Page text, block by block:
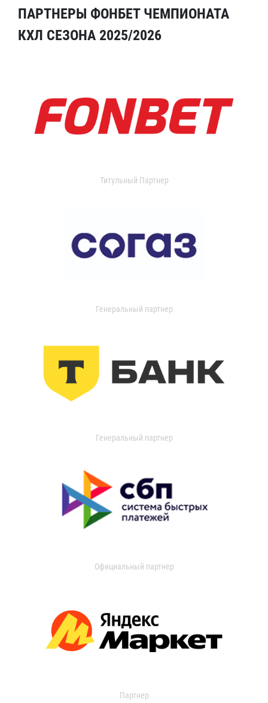
ПАРТНЕРЫ ФОНБЕТ ЧЕМПИОНАТА
КХЛ СЕЗОНА 2025/2026
Титульный Партнер
Генеральный партнер
Генеральный партнер
Официальный партнер
Партнер